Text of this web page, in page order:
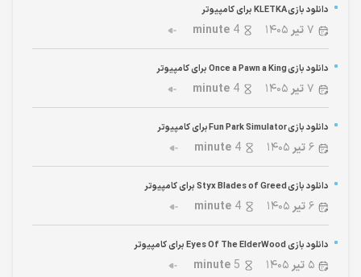
دانلود بازی KLETKA برای کامپیوتر
۷تیر ۱۴۰۵ 4
minute
دانلود بازی Once a Pawn a King برای کامپیوتر
۷تیر ۱۴۰۵ 4
minute
دانلود بازی Fun Park Simulator برای کامپیوتر
۶تیر ۱۴۰۵ 4
minute
دانلود بازی Styx Blades of Greed برای کامپیوتر
۶تیر ۱۴۰۵ 4
minute
دانلود بازی Eyes Of The ElderWood برای کامپیوتر
۵ تیر ۱۴۰۵ 5
minute